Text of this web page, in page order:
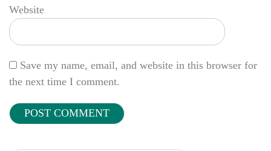
Website
Save my name, email, and website in this browser for
the next time I comment.